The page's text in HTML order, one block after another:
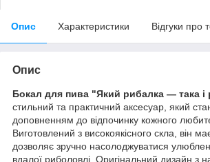
Опис Характеристики Відгуки про
Опис
Бокал для пива "Який рибалка — така і
стильний та практичний аксесуар, який
доповненням до відпочинку кожного
Виготовлений з високоякісного скла, він
дозволяє зручно насолоджуватися
вдалої риболовлі. Оригінальний дизайн з